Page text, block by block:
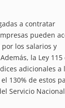
a contratar
pueden
los salarios y
la Ley 115
adicionales a
130% de estos
Servicio